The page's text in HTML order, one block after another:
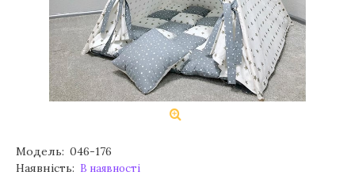
Модель: 046-176
Наявність: В наявності